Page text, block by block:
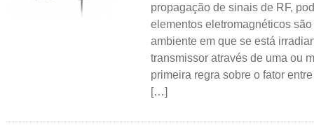
propagação de sinais de RF,
elementos eletromagnéticos são
ambiente em que se está
transmissor através de uma ou
primeira regra sobre o fator
[…]